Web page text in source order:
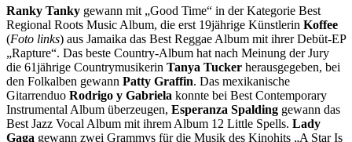
Ranky Tanky gewann mit „Good Time“ in der Kategorie Best
Regional Roots Music Album, die erst 19jährige Künstlerin Koffee
(Foto links) aus Jamaika das Best Reggae Album mit ihrer Debüt-EP
„Rapture“. Das beste Country-Album hat nach Meinung der Jury
die 61jährige Countrymusikerin Tanya Tucker herausgegeben, bei
den Folkalben gewann Patty Graffin. Das mexikanische
Gitarrenduo Rodrigo y Gabriela konnte bei Best Contemporary
Instrumental Album überzeugen, Esperanza Spalding gewann das
Best Jazz Vocal Album mit ihrem Album 12 Little Spells. Lady
Gaga gewann zwei Grammys für die Musik des Kinohits „A Star Is